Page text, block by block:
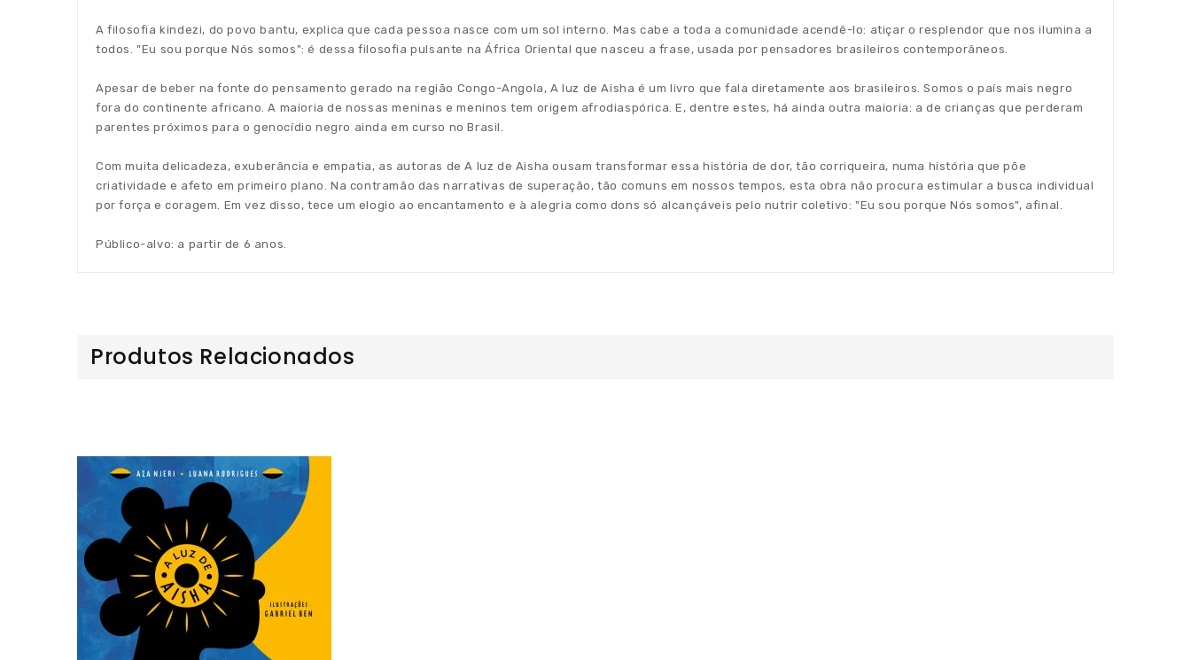
A filosofia kindezi, do povo bantu, explica que cada pessoa nasce com um sol interno. Mas cabe a toda a comunidade acendê-lo: atiçar o resplendor que nos ilumina a
todos. "Eu sou porque Nós somos": é dessa filosofia pulsante na África Oriental que nasceu a frase, usada por pensadores brasileiros contemporâneos.
Apesar de beber na fonte do pensamento gerado na região Congo-Angola, A luz de Aisha é um livro que fala diretamente aos brasileiros. Somos o país mais negro
fora do continente africano. A maioria de nossas meninas e meninos tem origem afrodiaspórica. E, dentre estes, há ainda outra maioria: a de crianças que perderam
parentes próximos para o genocídio negro ainda em curso no Brasil.
Com muita delicadeza, exuberância e empatia, as autoras de A luz de Aisha ousam transformar essa história de dor, tão corriqueira, numa história que põe
criatividade e afeto em primeiro plano. Na contramão das narrativas de superação, tão comuns em nossos tempos, esta obra não procura estimular a busca individual
por força e coragem. Em vez disso, tece um elogio ao encantamento e à alegria como dons só alcançáveis pelo nutrir coletivo: "Eu sou porque Nós somos", afinal.
Público-alvo: a partir de 6 anos.
Produtos Relacionados